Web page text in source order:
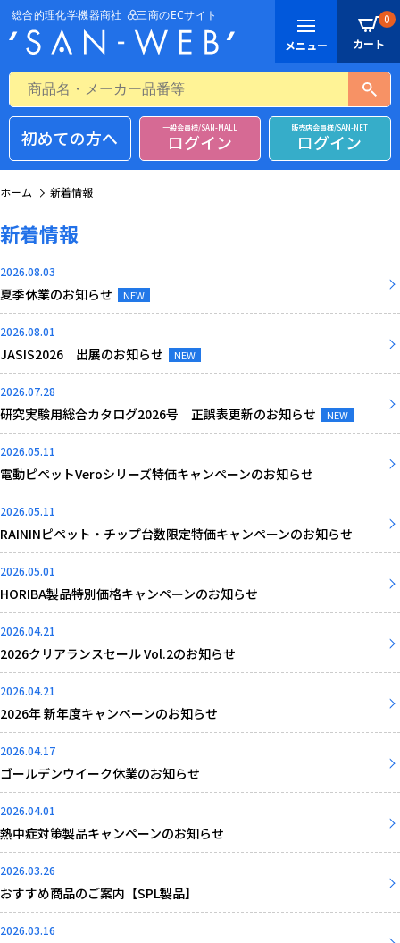
0
初めての方へ 一般会員様/SAN-MALL
ログイン
販売店会員様/SAN-NET
ログイン
ホーム 新着情報
新着情報
2026.08.03
夏季休業のお知らせ NEW
2026.08.01
JASIS2026 出展のお知らせ NEW
2026.07.28
研究実験用総合カタログ2026号 正誤表更新のお知らせ NEW
2026.05.11
電動ピペットVeroシリーズ特価キャンペーンのお知らせ
2026.05.11
RAININピペット・チップ台数限定特価キャンペーンのお知らせ
2026.05.01
HORIBA製品特別価格キャンペーンのお知らせ
2026.04.21
2026クリアランスセール Vol.2のお知らせ
2026.04.21
2026年 新年度キャンペーンのお知らせ
2026.04.17
ゴールデンウイーク休業のお知らせ
2026.04.01
熱中症対策製品キャンペーンのお知らせ
2026.03.26
おすすめ商品のご案内【SPL製品】
2026.03.16